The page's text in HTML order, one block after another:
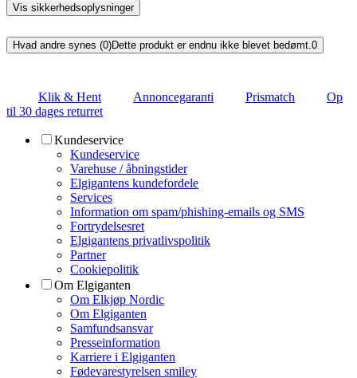
Vis sikkerhedsoplysninger
Hvad andre synes (0)Dette produkt er endnu ikke blevet bedømt.0
Klik & Hent Annoncegaranti Prismatch
Op
til 30 dages returret
Kundeservice
Kundeservice
Varehuse / åbningstider
Elgigantens kundefordele
Services
Information om spam/phishing-emails og SMS
Fortrydelsesret
Elgigantens privatlivspolitik
Partner
Cookiepolitik
Om Elgiganten
Om Elkjøp Nordic
Om Elgiganten
Samfundsansvar
Presseinformation
Karriere i Elgiganten
Fødevarestyrelsen smiley